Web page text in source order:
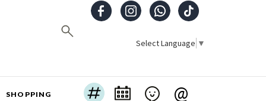
Select Language ▼
SHOPPING @